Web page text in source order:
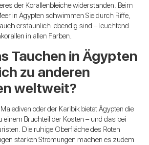
der Korallenbleiche widerstanden. Beim
in Ägypten schwimmen Sie durch Riffe,
erstaunlich lebendig sind – leuchtend
in allen Farben.
Tauchen in Ägypten
zu anderen
weltweit?
oder der Karibik bietet Ägypten die
einem Bruchteil der Kosten – und das bei
Die ruhige Oberfläche des Roten
starken Strömungen machen es zudem